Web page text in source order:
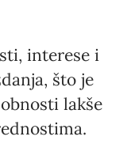
interese i
što je
lakše